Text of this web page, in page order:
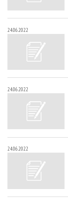
24.06.2022
24.06.2022
24.06.2022